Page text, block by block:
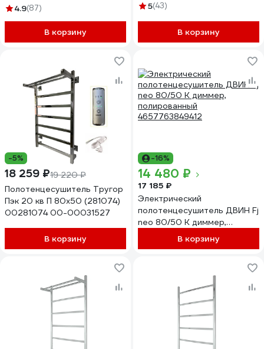
70/40 (таймер, скр.монтаж,
LСLTE70-40PRt
4.9(87)
В корзину
5(43)
В корзину
-5%
18 259 ₽19 220 ₽
Полотенцесушитель Тругор
Пэк 20 кв П 80x50 (281074)
00281074 00-00031527
В корзину
-16%
14 480 ₽
17 185 ₽
Электрический
полотенцесушитель ДВИН Fj
neo 80/50 К диммер,
полированный
4657763849412
В корзину